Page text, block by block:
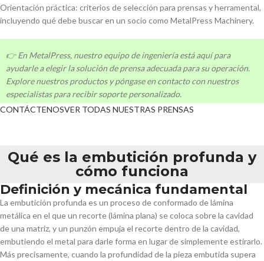
Orientación práctica: criterios de selección para prensas y herramental,
incluyendo qué debe buscar en un socio como MetalPress Machinery.
👉 En MetalPress, nuestro equipo de ingeniería está aquí para
ayudarle a elegir la solución de prensa adecuada para su operación.
Explore nuestros productos y póngase en contacto con nuestros
especialistas para recibir soporte personalizado.
CONTÁCTENOSVER TODAS NUESTRAS PRENSAS
Qué es la embutición profunda y
cómo funciona
Definición y mecánica fundamental
La embutición profunda es un proceso de conformado de lámina
metálica en el que un recorte (lámina plana) se coloca sobre la cavidad
de una matriz, y un punzón empuja el recorte dentro de la cavidad,
embutiendo el metal para darle forma en lugar de simplemente estirarlo.
Más precisamente, cuando la profundidad de la pieza embutida supera